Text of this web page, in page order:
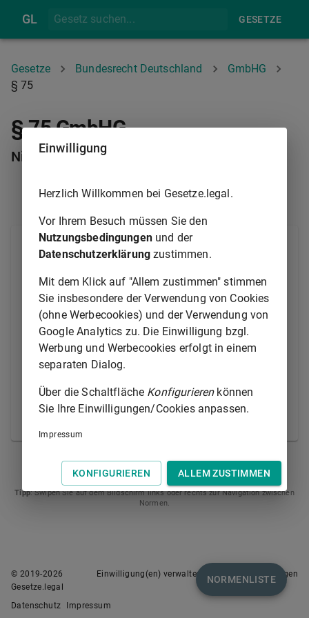
GL GESETZE
Gesetze Bundesrecht Deutschland
GmbHG
§ 75
§ 75 GmbHG
Nichtigkeitsklage
(1) Enthält der Gesellschaftsvertrag keine
Bestimmungen über die Höhe des Stammkapitals
oder über den Gegenstand des Unternehmens oder
sind die Bestimmungen des Gesellschaftsvertrags
über den Gegenstand des Unternehmens nichtig, so
kann jeder Gesellschafter, jeder Geschäftsführer und,
wenn ein Aufsichtsrat bestellt ist, jedes Mitglied des
Aufsichtsrats im Wege der Klage beantragen, daß die
(2) Die Vorschriften der §§ 246 bis 248 des
§ 76
Tipp: Swipen Sie auf dem Bildschirm links oder rechts zur Navigation zwischen
Normen.
NORMENLISTE
© 2019-2026
Gesetze.legal
Einwilligung(en) verwalten Nutzungsbedingungen
Datenschutz Impressum
Einwilligung
Herzlich Willkommen bei Gesetze.legal.
Vor Ihrem Besuch müssen Sie den
Nutzungsbedingungenund der
Datenschutzerklärung zustimmen.
Mit dem Klick auf "Allem zustimmen" stimmen
Sie insbesondere der Verwendung von Cookies
(ohne Werbecookies) und der Verwendung von
Google Analytics zu. Die Einwilligung bzgl.
Werbung und Werbecookies erfolgt in einem
separaten Dialog.
Über die Schaltfläche Konfigurierenkönnen
Sie Ihre Einwilligungen/Cookies anpassen.
Impressum
KONFIGURIEREN ALLEM ZUSTIMMEN